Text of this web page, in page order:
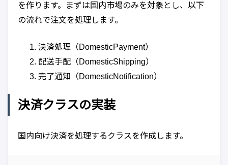
を作ります。まずは国内市場のみを対象とし、以下
の流れで注文を処理します。
決済処理（DomesticPayment）
配送手配（DomesticShipping）
完了通知（DomesticNotification）
決済クラスの実装
国内向け決済を処理するクラスを作成します。